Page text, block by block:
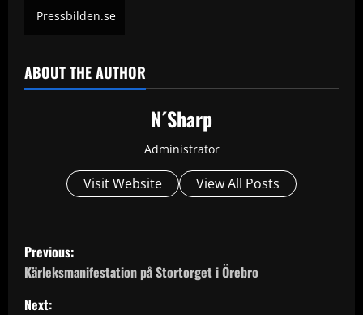
Pressbilden.se
ABOUT THE AUTHOR
N´Sharp
Administrator
Visit Website View All Posts
P
o
Previous:
Kärleksmanifestation på Stortorget i Örebro
Next: